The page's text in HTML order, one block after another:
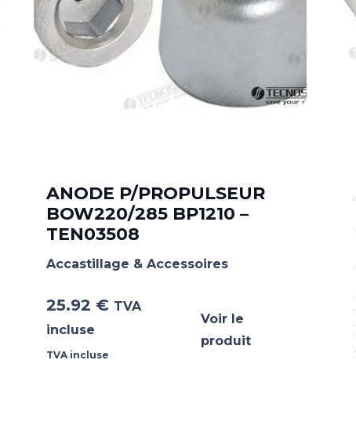
ANODE P/PROPULSEUR
BOW220/285 BP1210 –
TEN03508
Accastillage & Accessoires
25.92 € TVA
incluse
TVA incluse
Voir le
produit